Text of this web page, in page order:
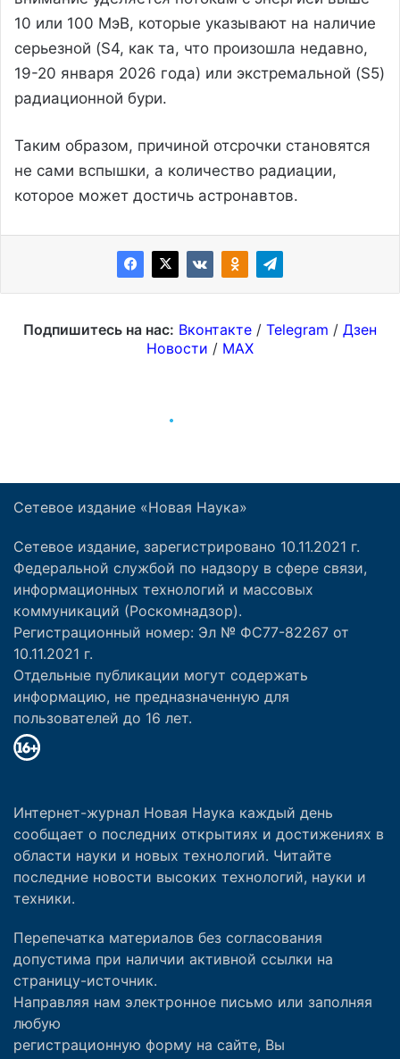
Сетевое издание «Новая Наука»
Сетевое издание, зарегистрировано 10.11.2021 г.
Федеральной службой по надзору в сфере связи,
информационных технологий и массовых
коммуникаций (Роскомнадзор).
Регистрационный номер: Эл № ФС77-82267 от
10.11.2021 г.
Отдельные публикации могут содержать
информацию, не предназначенную для
пользователей до 16 лет.
Интернет-журнал Новая Наука каждый день
сообщает о последних открытиях и достижениях в
области науки и новых технологий. Читайте
последние новости высоких технологий, науки и
техники.
Перепечатка материалов без согласования
допустима при наличии активной ссылки на
страницу-источник.
Направляя нам электронное письмо или заполняя
любую
регистрационную форму на сайте, Вы